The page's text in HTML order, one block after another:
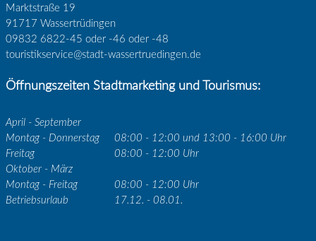
Marktstraße 19
91717 Wassertrüdingen
09832 6822-45 oder -46 oder -48
touristikservice@stadt-wassertruedingen.de
Öffnungszeiten Stadtmarketing und Tourismus:
April - September
Montag - Donnerstag
08:00 - 12:00 und 13:00 - 16:00 Uhr
Freitag
08:00 - 12:00 Uhr
Oktober - März
Montag - Freitag
08:00 - 12:00 Uhr
Betriebsurlaub
17.12. - 08.01.